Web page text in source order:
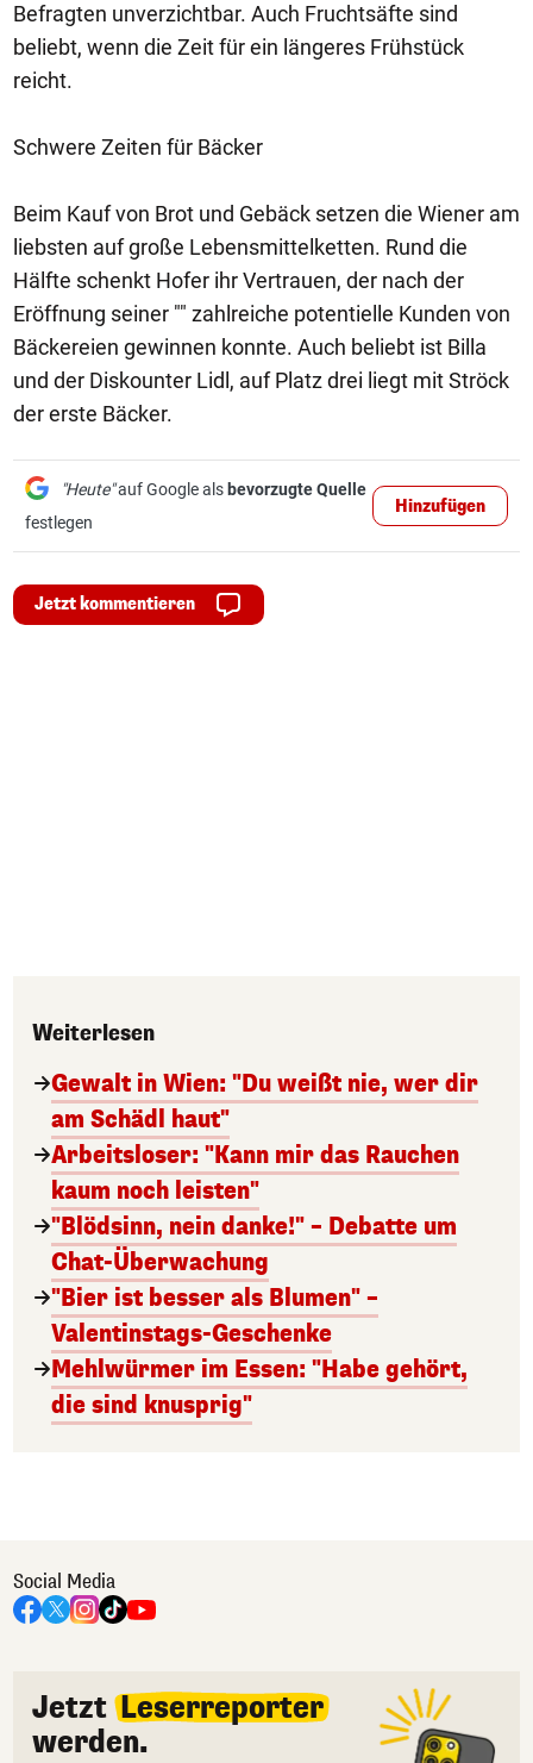
Befragten unverzichtbar. Auch Fruchtsäfte sind
beliebt, wenn die Zeit für ein längeres Frühstück
reicht.
Schwere Zeiten für Bäcker
Beim Kauf von Brot und Gebäck setzen die Wiener am
liebsten auf große Lebensmittelketten. Rund die
Hälfte schenkt Hofer ihr Vertrauen, der nach der
Eröffnung seiner "" zahlreiche potentielle Kunden von
Bäckereien gewinnen konnte. Auch beliebt ist Billa
und der Diskounter Lidl, auf Platz drei liegt mit Ströck
der erste Bäcker.
"Heute"auf Google als bevorzugte Quelle
festlegen
Hinzufügen
Jetzt kommentieren
Weiterlesen
Gewalt in Wien: "Du weißt nie, wer dir
am Schädl haut"
Arbeitsloser: "Kann mir das Rauchen
kaum noch leisten"
"Blödsinn, nein danke!" – Debatte um
Chat-Überwachung
"Bier ist besser als Blumen" –
Valentinstags-Geschenke
Mehlwürmer im Essen: "Habe gehört,
die sind knusprig"
Social Media
Jetzt Leserreporter
werden.